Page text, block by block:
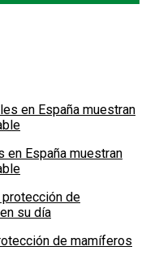
en España muestran
de mamíferos